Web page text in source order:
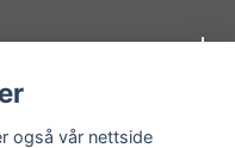
også vår nettside